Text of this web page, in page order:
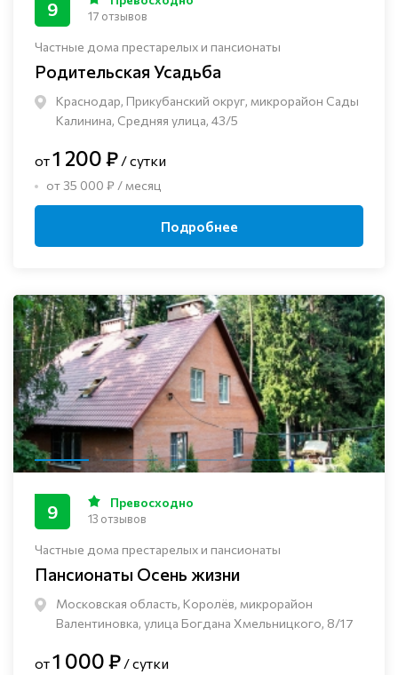
Частные дома престарелых и пансионаты
Родительская Усадьба
Краснодар, Прикубанский округ, микрорайон Сады
Калинина, Средняя улица, 43/5
9 17 отзывов
от1 200 ₽ / сутки
от 35 000 ₽ / месяц
Подробнее
Частные дома престарелых и пансионаты
Пансионаты Осень жизни
Московская область, Королёв, микрорайон
Валентиновка, улица Богдана Хмельницкого, 8/17
9 Превосходно
13 отзывов
от1 000 ₽ / сутки